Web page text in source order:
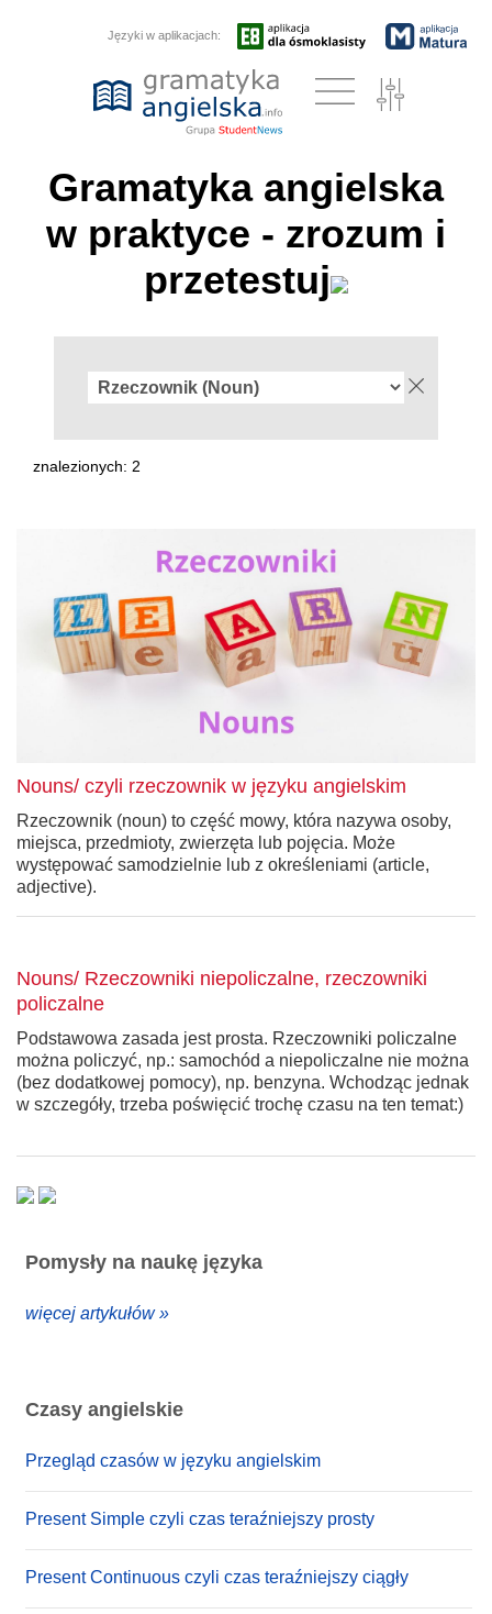
Języki w aplikacjach:
Gramatyka angielska
w praktyce - zrozum i
przetestuj
znalezionych: 2
Nouns/ czyli rzeczownik w języku angielskim
Rzeczownik (noun) to część mowy, która nazywa osoby,
miejsca, przedmioty, zwierzęta lub pojęcia. Może
występować samodzielnie lub z określeniami (article,
adjective).
Nouns/ Rzeczowniki niepoliczalne, rzeczowniki
policzalne
Podstawowa zasada jest prosta. Rzeczowniki policzalne
można policzyć, np.: samochód a niepoliczalne nie można
(bez dodatkowej pomocy), np. benzyna. Wchodząc jednak
w szczegóły, trzeba poświęcić trochę czasu na ten temat:)
Pomysły na naukę języka
więcej artykułów »
Czasy angielskie
Przegląd czasów w języku angielskim
Present Simple czyli czas teraźniejszy prosty
Present Continuous czyli czas teraźniejszy ciągły